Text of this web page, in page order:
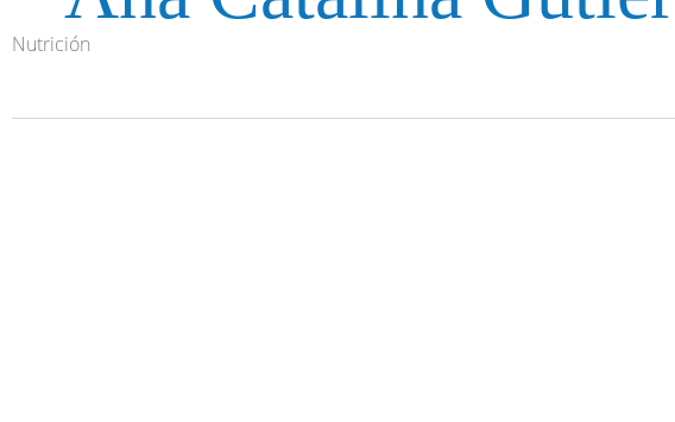
Nutrición